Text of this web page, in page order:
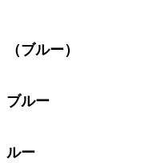
（ブルー）
ベース
ブルー
ステッ
ルー